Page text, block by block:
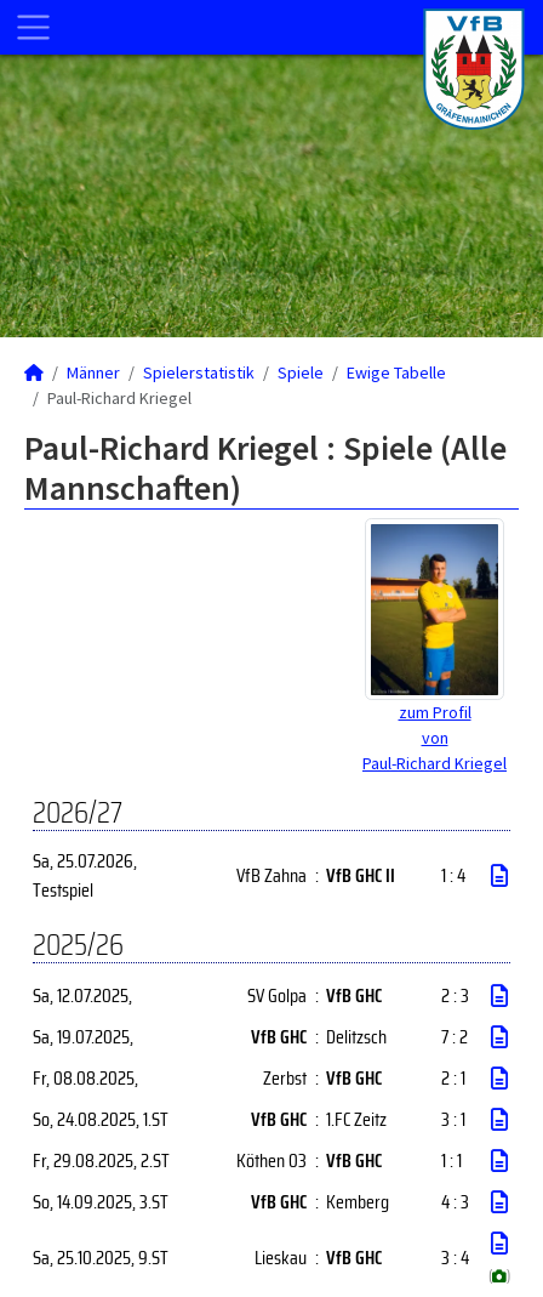
Männer Spielerstatistik Spiele
Ewige Tabelle
Paul-Richard Kriegel
Paul-Richard Kriegel : Spiele (Alle
Mannschaften)
zum Profil
von
Paul-Richard Kriegel
2026/27
Sa, 25.07.2026,
Testspiel
VfB Zahna : VfB GHC II 1 : 4
2025/26
Sa, 12.07.2025, SV Golpa : VfB GHC
2 : 3
Sa, 19.07.2025, VfB GHC : Delitzsch
7 : 2
Fr, 08.08.2025, Zerbst : VfB GHC
2 : 1
So, 24.08.2025, 1.ST VfB GHC : 1.FC Zeitz
3 : 1
Fr, 29.08.2025, 2.ST Köthen 03 : VfB GHC
1 : 1
So, 14.09.2025, 3.ST VfB GHC : Kemberg
4 : 3
Sa, 25.10.2025, 9.ST Lieskau : VfB GHC 3 : 4
( )